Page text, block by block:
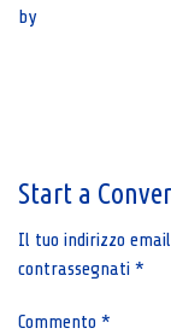
by
Start a
Il tuo indirizzo
contrassegnati *
Commento *